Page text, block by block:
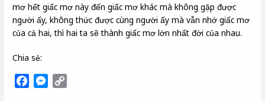
mơ hết giấc mơ này đến giấc mơ khác mà không gặp được
người ấy, không thức được cùng người ấy mà vẫn nhớ giấc mơ
của cả hai, thì hai ta sẽ thành giấc mơ lớn nhất đời của nhau.
Chia sẻ:
M